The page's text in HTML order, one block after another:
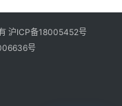
沪ICP备18005452号
号